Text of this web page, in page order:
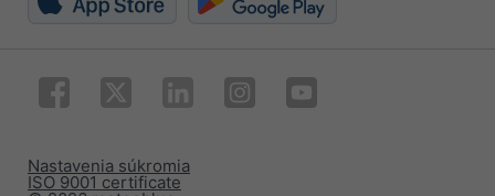
ISO 9001 certificate
Nastavenia súkromia